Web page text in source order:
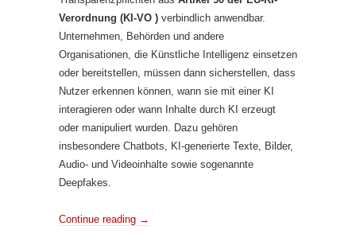
Verordnung (KI-VO ) verbindlich anwendbar.
Unternehmen, Behörden und andere
Organisationen, die Künstliche Intelligenz einsetzen
oder bereitstellen, müssen dann sicherstellen, dass
Nutzer erkennen können, wann sie mit einer KI
interagieren oder wann Inhalte durch KI erzeugt
oder manipuliert wurden. Dazu gehören
insbesondere Chatbots, KI-generierte Texte, Bilder,
Audio- und Videoinhalte sowie sogenannte
Deepfakes.
Continue reading →